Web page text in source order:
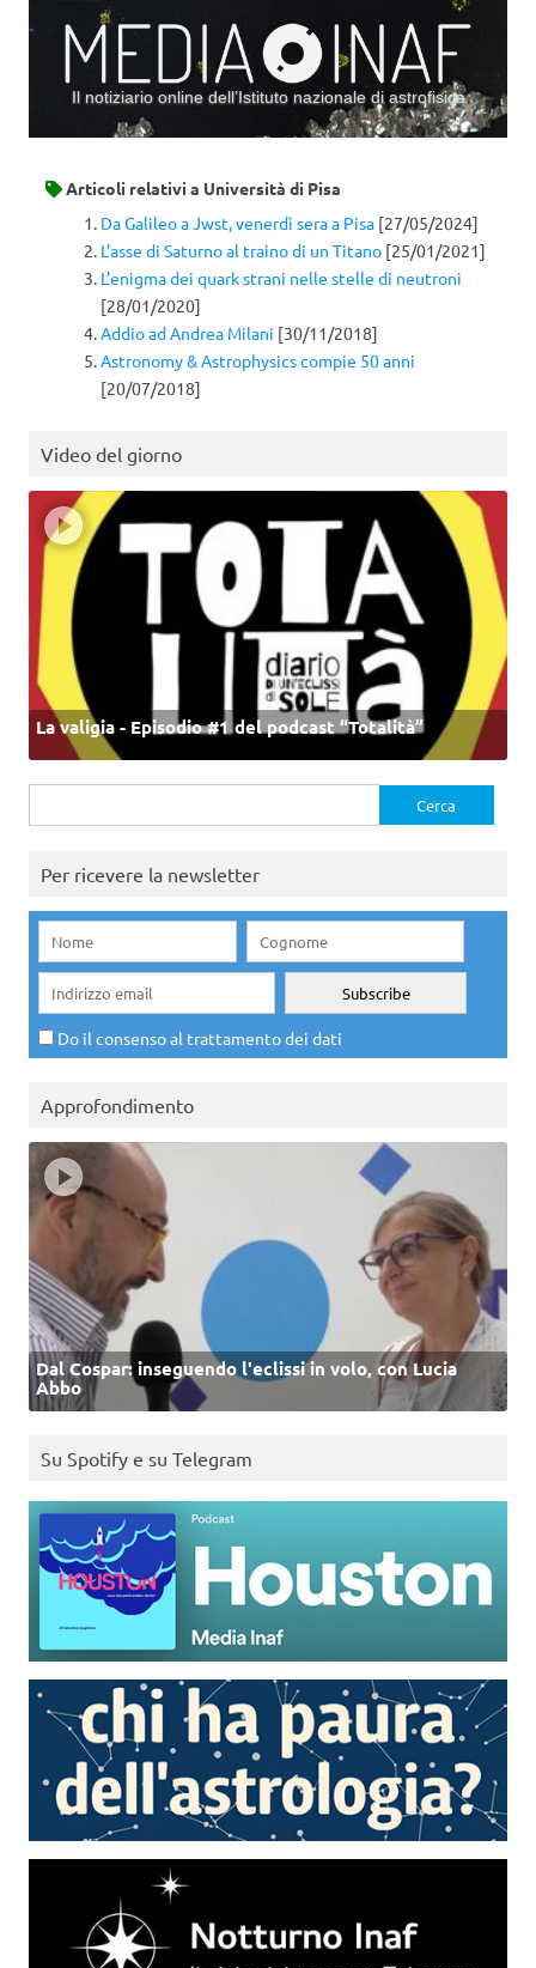
Il notiziario online dell’Istituto nazionale di astrofisica
Articoli relativi a Università di Pisa
Da Galileo a Jwst, venerdì sera a Pisa [27/05/2024]
L’asse di Saturno al traino di un Titano [25/01/2021]
L’enigma dei quark strani nelle stelle di neutroni
[28/01/2020]
Addio ad Andrea Milani [30/11/2018]
Astronomy & Astrophysics compie 50 anni
[20/07/2018]
Video del giorno
La valigia - Episodio #1 del podcast “Totalità”
per:
Per ricevere la newsletter
Do il consenso al trattamento dei dati
Approfondimento
Dal Cospar: inseguendo l'eclissi in volo, con Lucia
Abbo
Su Spotify e su Telegram